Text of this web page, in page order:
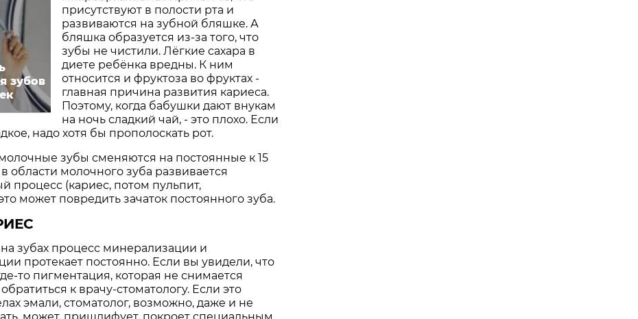
зубов
присутствуют в полости рта и
развиваются на зубной бляшке. А
бляшка образуется из-за того, что
зубы не чистили. Лёгкие сахара в
диете ребёнка вредны. К ним
относится и фруктоза во фруктах -
главная причина развития кариеса.
Поэтому, когда бабушки дают внукам
на ночь сладкий чай, - это плохо. Если
надо хотя бы прополоскать рот.
зубы сменяются на постоянные к 15
области молочного зуба развивается
процесс (кариес, потом пульпит,
может повредить зачаток постоянного зуба.
зубах процесс минерализации и
протекает постоянно. Если вы увидели, что
то пигментация, которая не снимается
к врачу-стоматологу. Если это
эмали, стоматолог, возможно, даже и не
может, пришлифует, покроет специальным